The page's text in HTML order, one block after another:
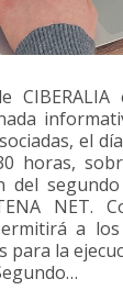
CIBERALIA
el
horas,
del
NET.
a
para la